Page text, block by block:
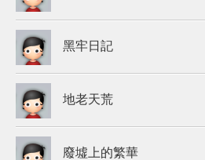
黑牢日記
地老天荒
廢墟上的繁華